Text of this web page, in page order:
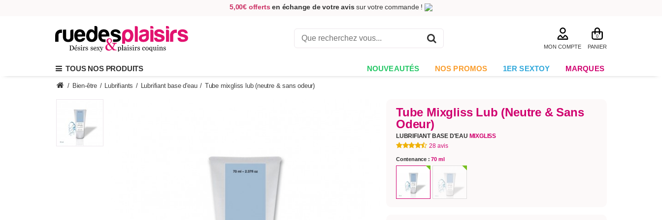
5,00€ offerts en échange de votre avis sur votre commande !
MON COMPTE
0
PANIER
TOUS NOS PRODUITS NOUVEAUTÉS NOS PROMOS 1ER SEXTOY MARQUES
/ Bien-être / Lubrifiants / Lubrifiant base d'eau / Tube mixgliss lub (neutre & sans odeur)
Tube Mixgliss Lub (Neutre & Sans
Odeur)
LUBRIFIANT BASE D'EAU MIXGLISS
28 avis
Contenance :70 ml